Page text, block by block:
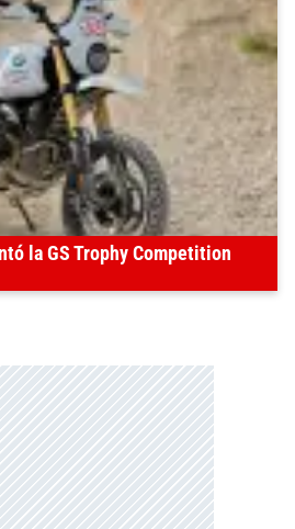
la GS Trophy Competition